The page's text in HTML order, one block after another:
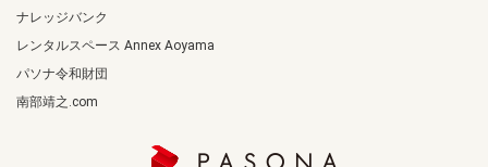
ナレッジバンク
レンタルスペース Annex Aoyama
パソナ令和財団
南部靖之.com